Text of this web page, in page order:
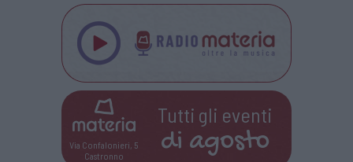
Via Confalonieri, 5
Castronno
Tutti gli eventi
di agosto